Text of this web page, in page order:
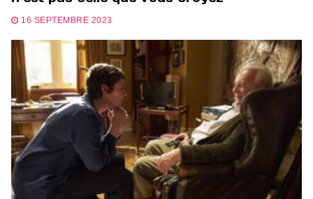
16 SEPTEMBRE 2023